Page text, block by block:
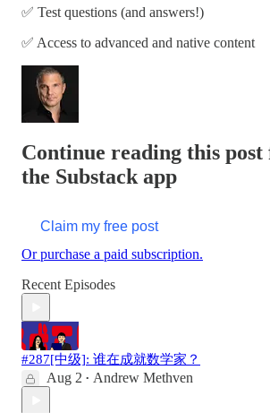
✅ Test questions (and answers!)
✅ Access to advanced and native content
Continue reading this
the Substack app
Claim my free post
Or purchase a paid subscription.
Recent Episodes
#287[中级]: 谁在成就数学家？
Aug 2 • Andrew Methven